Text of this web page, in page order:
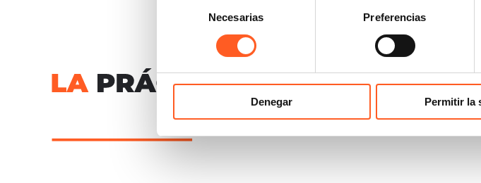
consentimiento
Necesarias Preferencias
Denegar Permitir la